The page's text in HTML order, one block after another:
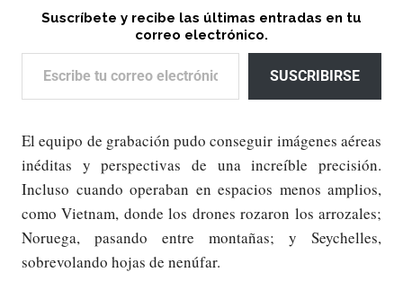
Suscríbete y recibe las últimas entradas en tu
correo electrónico.
Escribe tu correo electrónico…
SUSCRIBIRSE
El equipo de grabación pudo conseguir imágenes aéreas
inéditas y perspectivas de una increíble precisión.
Incluso cuando operaban en espacios menos amplios,
como Vietnam, donde los drones rozaron los arrozales;
Noruega, pasando entre montañas; y Seychelles,
sobrevolando hojas de nenúfar.